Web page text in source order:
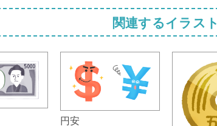
関連するイラスト
円安